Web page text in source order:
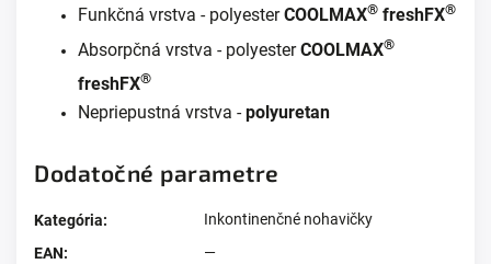
Funkčná vrstva - polyesterCOOLMAX® freshFX®
Absorpčná vrstva - polyesterCOOLMAX®
freshFX®
Nepriepustná vrstva -polyuretan
Dodatočné parametre
Kategória:
Inkontinenčné nohavičky
EAN:
—